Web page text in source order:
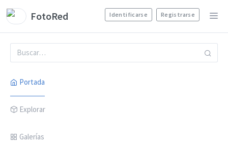
FotoRed Identificarse Registrarse
Portada
Explorar
Galerías